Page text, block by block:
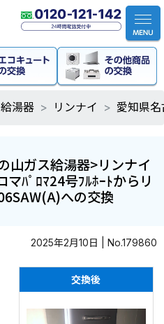
湯器 リンナイ 愛知県
山ガス給湯器>リンナイ
ﾊﾟﾛﾏ24号ﾌﾙﾎｰﾄからリ
への交換
2025年2月10日 | No.179860
交換後